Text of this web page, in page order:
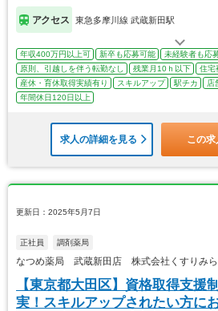
アクセス 東急多摩川線 武蔵新田駅
年収400万円以上可 新卒も応募可能
未経験者も応
原則、引越しを伴う転勤なし
残業月10ｈ以下
住宅
産休・育休取得実績有り
スキルアップ 駅チカ 店
年間休日120日以上
求人の詳細を見る この
更新日：2025年5月7日
正社員 調剤薬局
なつめ薬局 武蔵新田店 株式会社くすりみら
【東京都大田区】資格取得支援
実！スキルアップされたい方に